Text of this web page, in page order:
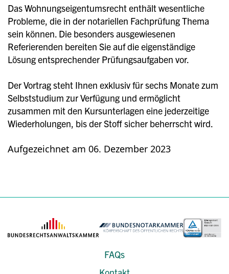
Das Wohnungseigentumsrecht enthält wesentliche
Probleme, die in der notariellen Fachprüfung Thema
sein können. Die besonders ausgewiesenen
Referierenden bereiten Sie auf die eigenständige
Lösung entsprechender Prüfungsaufgaben vor.
Der Vortrag steht Ihnen exklusiv für sechs Monate zum
Selbststudium zur Verfügung und ermöglicht
zusammen mit den Kursunterlagen eine jederzeitige
Wiederholungen, bis der Stoff sicher beherrscht wird.
Aufgezeichnet am 06. Dezember 2023
FAQs